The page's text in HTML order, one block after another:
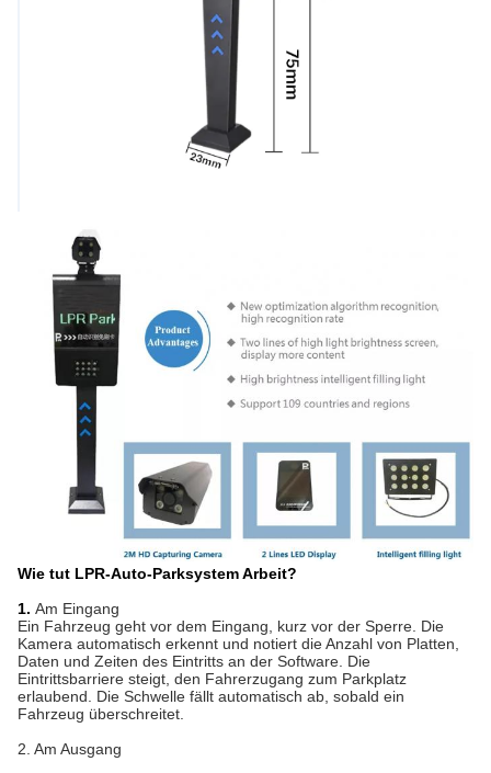
Wie tut LPR-Auto-Parksystem Arbeit?
1. Am Eingang
Ein Fahrzeug geht vor dem Eingang, kurz vor der Sperre. Die
Kamera automatisch erkennt und notiert die Anzahl von Platten,
Daten und Zeiten des Eintritts an der Software. Die
Eintrittsbarriere steigt, den Fahrerzugang zum Parkplatz
erlaubend. Die Schwelle fällt automatisch ab, sobald ein
Fahrzeug überschreitet.
2. Am Ausgang